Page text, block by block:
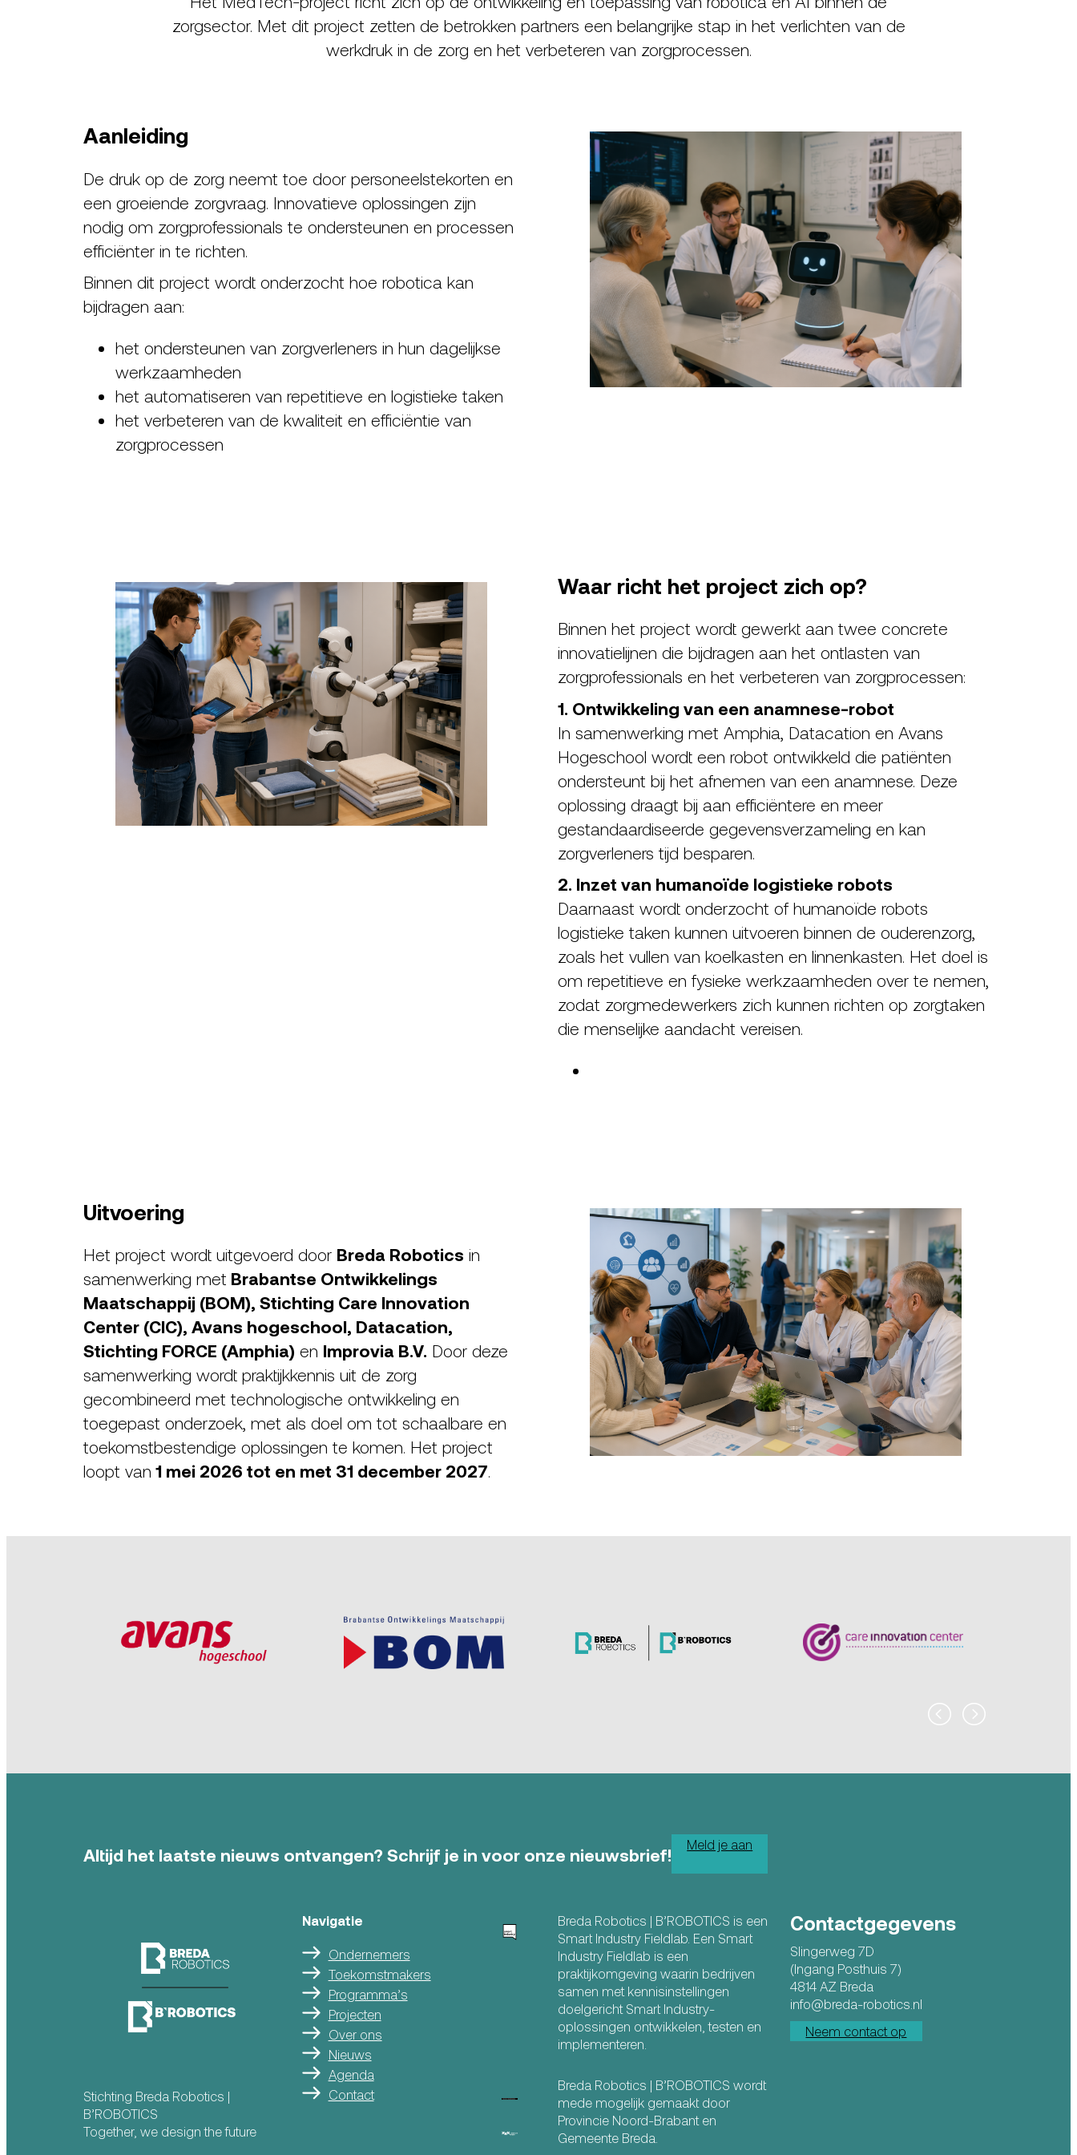
zorgsector. Met dit project zetten de betrokken partners een belangrijke stap in het verlichten van de
werkdruk in de zorg en het verbeteren van zorgprocessen.
Aanleiding
De druk op de zorg neemt toe door personeelstekorten en
een groeiende zorgvraag. Innovatieve oplossingen zijn
nodig om zorgprofessionals te ondersteunen en processen
efficiënter in te richten.
Binnen dit project wordt onderzocht hoe robotica kan
bijdragen aan:
het ondersteunen van zorgverleners in hun dagelijkse
werkzaamheden
het automatiseren van repetitieve en logistieke taken
het verbeteren van de kwaliteit en efficiëntie van
zorgprocessen
Waar richt het project zich op?
Binnen het project wordt gewerkt aan twee concrete
innovatielijnen die bijdragen aan het ontlasten van
zorgprofessionals en het verbeteren van zorgprocessen:
1. Ontwikkeling van een anamnese-robot
In samenwerking met Amphia, Datacation en Avans
Hogeschool wordt een robot ontwikkeld die patiënten
ondersteunt bij het afnemen van een anamnese. Deze
oplossing draagt bij aan efficiëntere en meer
gestandaardiseerde gegevensverzameling en kan
zorgverleners tijd besparen.
2. Inzet van humanoïde logistieke robots
Daarnaast wordt onderzocht of humanoïde robots
logistieke taken kunnen uitvoeren binnen de ouderenzorg,
zoals het vullen van koelkasten en linnenkasten. Het doel is
om repetitieve en fysieke werkzaamheden over te nemen,
zodat zorgmedewerkers zich kunnen richten op zorgtaken
die menselijke aandacht vereisen.
Uitvoering
Het project wordt uitgevoerd door Breda Robotics in
samenwerking met Brabantse Ontwikkelings
Maatschappij (BOM), Stichting Care Innovation
Center (CIC), Avans hogeschool, Datacation,
Stichting FORCE (Amphia) en Improvia B.V. Door deze
samenwerking wordt praktijkkennis uit de zorg
gecombineerd met technologische ontwikkeling en
toegepast onderzoek, met als doel om tot schaalbare en
toekomstbestendige oplossingen te komen. Het project
loopt van 1 mei 2026 tot en met 31 december 2027
Altijd het laatste nieuws ontvangen? Schrijf je in voor onze nieuwsbrief! Meld je aan
Stichting Breda Robotics |
B’ROBOTICS
Together, we design the future
Navigatie
Ondernemers
Toekomstmakers
Programma’s
Projecten
Over ons
Nieuws
Agenda
Contact
Breda Robotics | B’ROBOTICS is een
Smart Industry Fieldlab. Een Smart
Industry Fieldlab is een
praktijkomgeving waarin bedrijven
samen met kennisinstellingen
doelgericht Smart Industry-
oplossingen ontwikkelen, testen en
implementeren.
Breda Robotics | B’ROBOTICS wordt
mede mogelijk gemaakt door
Provincie Noord-Brabant en
Gemeente Breda.
Contactgegevens
Slingerweg 7D
(Ingang Posthuis 7)
4814 AZ Breda
info@breda-robotics.nl
Neem contact op